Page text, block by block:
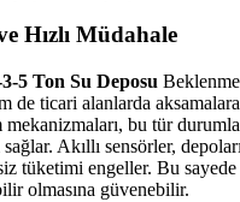
Hızlı Müdahale
5 Ton Su Deposu
de ticari alanlarda
mekanizmaları, bu tür
sağlar. Akıllı sensörler,
tüketimi engeller. Bu sayede
olmasına güvenebilir.